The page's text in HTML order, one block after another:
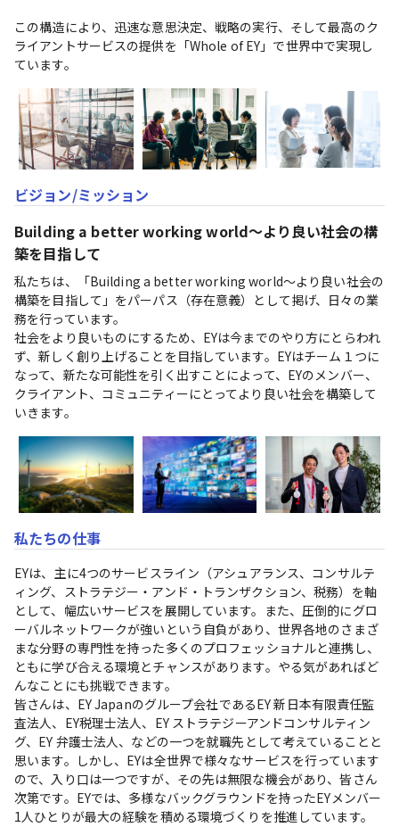
この構造により、迅速な意思決定、戦略の実行、そして最高のク
ライアントサービスの提供を「Whole of EY」で世界中で実現し
ています。
ビジョン/ミッション
Building a better working world～より良い社会の構
築を目指して
私たちは、「Building a better working world～より良い社会の
構築を目指して」をパーパス（存在意義）として掲げ、日々の業
務を行っています。
社会をより良いものにするため、EYは今までのやり方にとらわれ
ず、新しく創り上げることを目指しています。EYはチーム１つに
なって、新たな可能性を引く出すことによって、EYのメンバー、
クライアント、コミュニティーにとってより良い社会を構築して
いきます。
私たちの仕事
EYは、主に4つのサービスライン（アシュアランス、コンサルテ
ィング、ストラテジー・アンド・トランザクション、税務）を軸
として、幅広いサービスを展開しています。また、圧倒的にグロ
ーバルネットワークが強いという自負があり、世界各地のさまざ
まな分野の専門性を持った多くのプロフェッショナルと連携し、
ともに学び合える環境とチャンスがあります。やる気があればど
んなことにも挑戦できます。
皆さんは、EY Japanのグループ会社であるEY 新日本有限責任監
査法人、EY税理士法人、EY ストラテジーアンドコンサルティン
グ、EY 弁護士法人、などの一つを就職先として考えていることと
思います。しかし、EYは全世界で様々なサービスを行っています
ので、入り口は一つですが、その先は無限な機会があり、皆さん
次第です。EYでは、多様なバックグラウンドを持ったEYメンバー
1人ひとりが最大の経験を積める環境づくりを推進しています。